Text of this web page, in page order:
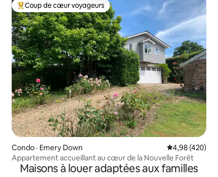
Coup de cœur voyageurs parmi les plus aimés
Coup de cœur voyageurs
Condo · Emery Down Note
4,98 (420)
Appartement accueillant au cœur de la Nouvelle Forêt
Maisons à louer adaptées aux familles